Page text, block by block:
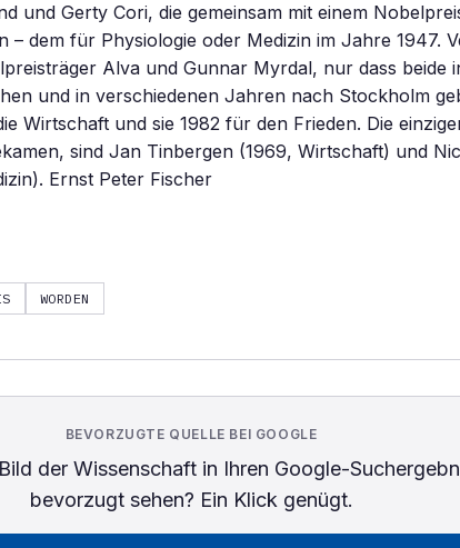
und Gerty Cori, die gemeinsam mit einem
– dem für Physiologie oder Medizin im Jahre 1947.
Alva und Gunnar Myrdal, nur dass beide
und in verschiedenen Jahren nach Stockholm
Wirtschaft und sie 1982 für den Frieden. Die
sind Jan Tinbergen (1969, Wirtschaft) und
Ernst Peter Fischer
WORDEN
BEVORZUGTE QUELLE BEI GOOGLE
Bild der Wissenschaftin Ihren Google-
bevorzugt sehen? Ein Klick genügt.